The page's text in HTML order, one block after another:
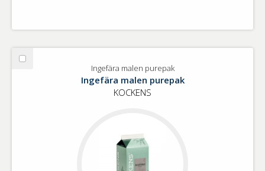
Välj
Ingefära malen purepak
Ingefära malen purepak
KOCKENS